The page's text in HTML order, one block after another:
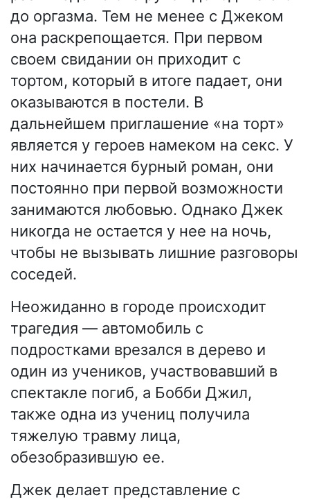
до оргазма. Тем не менее с Джеком
она раскрепощается. При первом
своем свидании он приходит с
тортом, который в итоге падает, они
оказываются в постели. В
дальнейшем приглашение «на торт»
является у героев намеком на секс. У
них начинается бурный роман, они
постоянно при первой возможности
занимаются любовью. Однако Джек
никогда не остается у нее на ночь,
чтобы не вызывать лишние разговоры
соседей.
Неожиданно в городе происходит
трагедия — автомобиль с
подростками врезался в дерево и
один из учеников, участвовавший в
спектакле погиб, а Бобби Джил,
также одна из учениц получила
тяжелую травму лица,
обезобразившую ее.
Джек делает представление с